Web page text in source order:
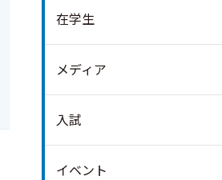
在学生
メディア
入試
イベント